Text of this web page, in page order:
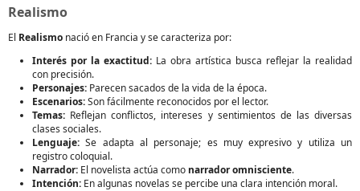
Realismo
El Realismo nació en Francia y se caracteriza por:
Interés por la exactitud: La obra artística busca reflejar la realidad
con precisión.
Personajes: Parecen sacados de la vida de la época.
Escenarios:Son fácilmente reconocidos por el lector.
Temas: Reflejan conflictos, intereses y sentimientos de las diversas
clases sociales.
Lenguaje: Se adapta al personaje; es muy expresivo y utiliza un
registro coloquial.
Narrador: El novelista actúa como narrador omnisciente.
Intención: En algunas novelas se percibe una clara intención moral.